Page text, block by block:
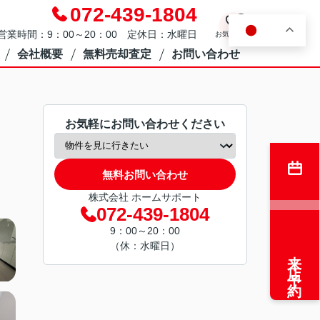
072-439-1804
業時間：9：00～20：00 定休日：水曜日 お気に入り
会社概要 無料売却査定 お問い合わせ
お気軽にお問い合わせください
無料お問い合わせ
株式会社 ホームサポート
072-439-1804
9：00～20：00
（休：水曜日）
来店予約